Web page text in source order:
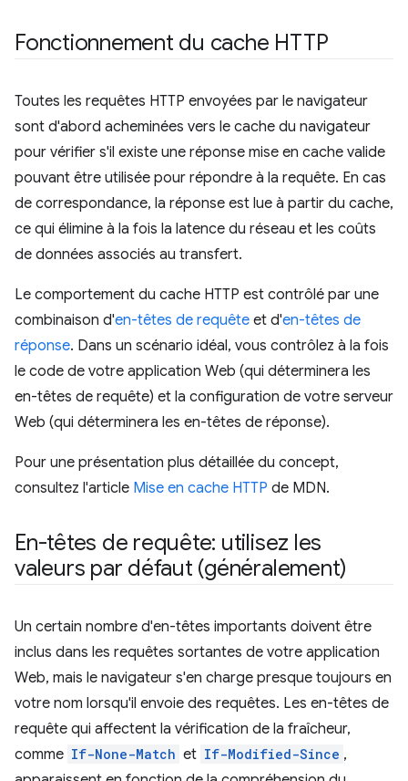
Fonctionnement du cache HTTP
Toutes les requêtes HTTP envoyées par le navigateur
sont d'abord acheminées vers le cache du navigateur
pour vérifier s'il existe une réponse mise en cache valide
pouvant être utilisée pour répondre à la requête. En cas
de correspondance, la réponse est lue à partir du cache,
ce qui élimine à la fois la latence du réseau et les coûts
de données associés au transfert.
Le comportement du cache HTTP est contrôlé par une
combinaison d'en-têtes de requête et d'en-têtes de
réponse. Dans un scénario idéal, vous contrôlez à la fois
le code de votre application Web (qui déterminera les
en-têtes de requête) et la configuration de votre serveur
Web (qui déterminera les en-têtes de réponse).
Pour une présentation plus détaillée du concept,
consultez l'article Mise en cache HTTP de MDN.
En-têtes de requête: utilisez les
valeurs par défaut (généralement)
Un certain nombre d'en-têtes importants doivent être
inclus dans les requêtes sortantes de votre application
Web, mais le navigateur s'en charge presque toujours en
votre nom lorsqu'il envoie des requêtes. Les en-têtes de
requête qui affectent la vérification de la fraîcheur,
comme If-None-Match et If-Modified-Since ,